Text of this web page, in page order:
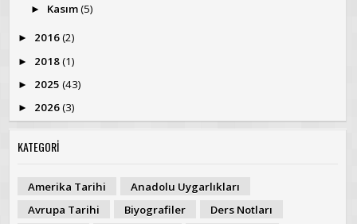
► Kasım(5)
► 2016(2)
► 2018(1)
► 2025 (43)
► 2026(3)
KATEGORİ
Amerika Tarihi
Anadolu Uygarlıkları
Avrupa Tarihi
Biyografiler
Ders Notları